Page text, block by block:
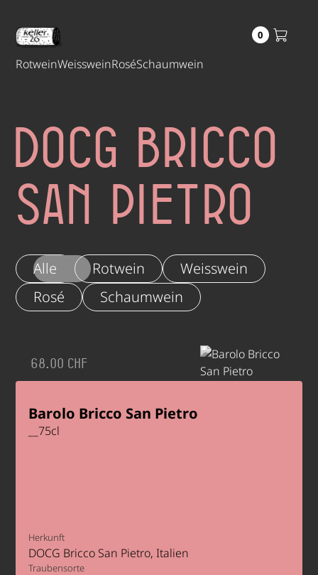
RotweinWeissweinRoséSchaumwein
0
DOCG Bricco
San Pietro
Alle Rotwein
Weisswein
Rosé
Schaumwein
68.00 CHF
Barolo Bricco San Pietro
75cl
Herkunft
DOCG Bricco San Pietro Italien
Traubensorte